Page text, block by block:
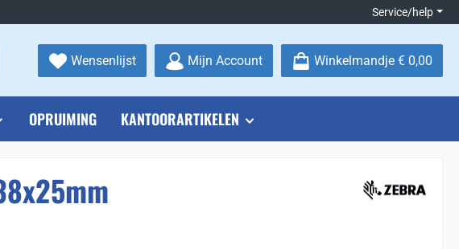
Service/help
WensenlijstJe hebt 0 items op je verlanglijstje
Mijn Account Winkelmandje € 0,00
OPRUIMING KANTOORARTIKELEN